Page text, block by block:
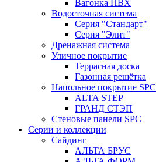
Вагонка ПВХ
Водосточная система
Серия "Стандарт"
Серия "Элит"
Дренажная система
Уличное покрытие
Террасная доска
Газонная решётка
Напольное покрытие SPC
ALTA STEP
ГРАНД СТЭП
Стеновые панели SPC
Серии и коллекции
Сайдинг
АЛЬТА БРУС